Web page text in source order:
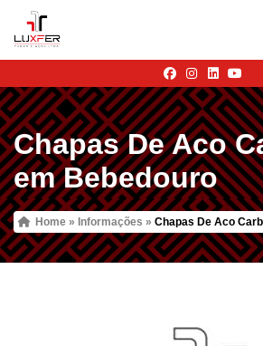
Chapas De Aco
em Bebedouro
Home » Informações » Chapas De Aco